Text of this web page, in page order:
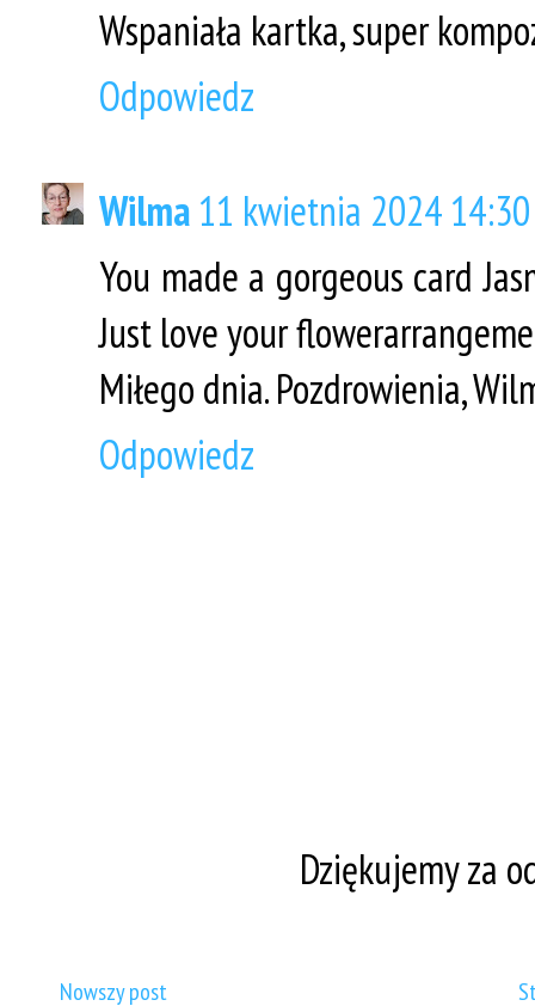
Wspaniała kartka, super
Odpowiedz
Wilma 11 kwietnia 2024 14:30
You made a gorgeous card
Just love your
Miłego dnia. Pozdrowienia,
Odpowiedz
Dziękujemy za
Nowszy post